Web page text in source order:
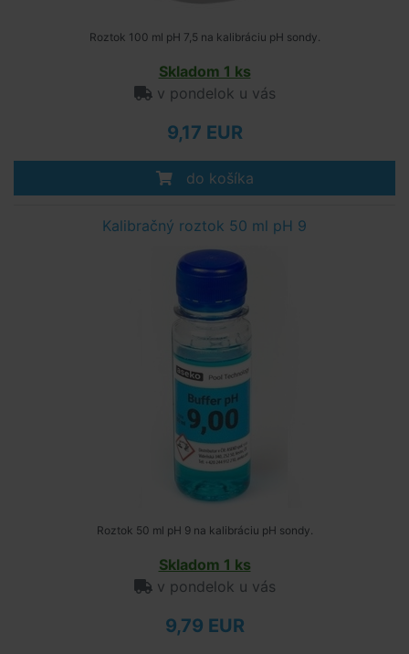
Roztok 100 ml pH 7,5 na kalibráciu pH sondy.
Skladom 1 ks
v pondelok u vás
9,17 EUR
do košíka
Kalibračný roztok 50 ml pH 9
Roztok 50 ml pH 9 na kalibráciu pH sondy.
Skladom 1 ks
v pondelok u vás
9,79 EUR